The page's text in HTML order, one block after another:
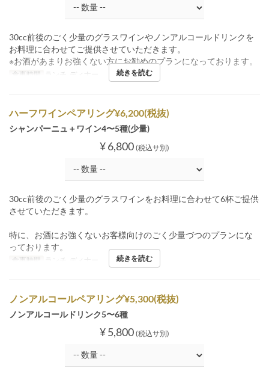
30cc前後のごく少量のグラスワインやノンアルコールドリンクを
お料理に合わせてご提供させていただきます。
※お酒があまりお強くない方にお勧めのプランになっております。
食事時間 ランチ, ディナー 続きを読む
ハーフワインペアリング¥6,200(税抜)
シャンパーニュ＋ワイン4〜5種(少量)
¥ 6,800 (税込サ別)
30cc前後のごく少量のグラスワインをお料理に合わせて6杯ご提供
させていただきます。
特に、お酒にお強くないお客様向けのごく少量づつのプランにな
っております。
食事時間 ランチ, ディナー 続きを読む
ノンアルコールペアリング¥5,300(税抜)
ノンアルコールドリンク5〜6種
¥ 5,800 (税込サ別)